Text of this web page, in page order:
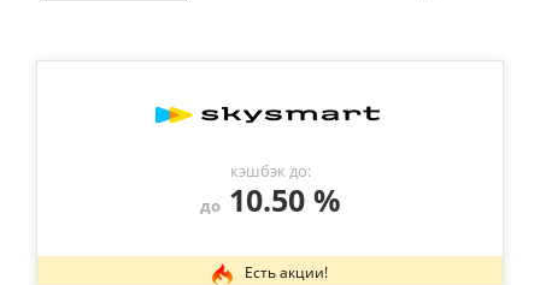
кэшбэк до:
до10.50 %
Есть акции!